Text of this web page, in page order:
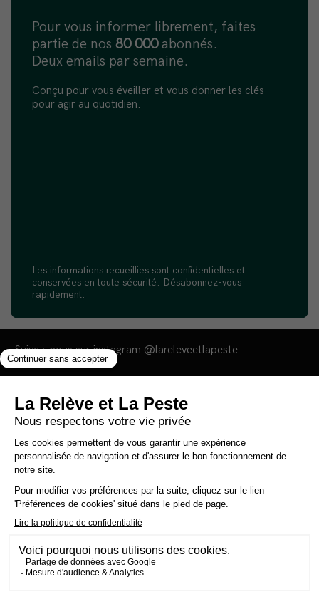
Pour vous informer librement, faites
partie de nos 80 000abonnés.
Deux emails par semaine.
Conçu pour vous éveiller et vous donner les clés
pour agir au quotidien.
Les informations recueillies sont confidentielles et
conservées en toute sécurité. Désabonnez-vous
rapidement.
Suivez-nous sur instagram @lareleveetlapeste
Vous avez une question, un commentaire,
une suggestion ?
lareleveetlapeste@gmail.com
Nous sommes une maison d'édition et un